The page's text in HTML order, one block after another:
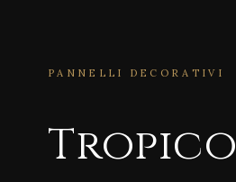
PANNELLI DECORATIVI
Tropico